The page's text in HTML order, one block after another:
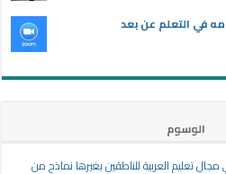
الوسوم
تعليم العربية للناطقين بغيرها نماذج من